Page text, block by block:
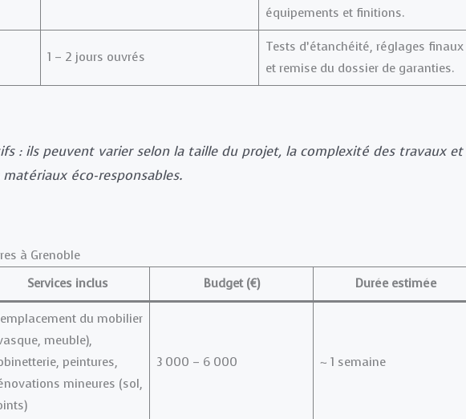
équipements et finitions.
1 – 2 jours ouvrés
Tests d’étanchéité, réglages finaux
et remise du dossier de garanties.
: ils peuvent varier selon la taille du projet, la complexité des travaux et
éco-responsables.
à Grenoble
Services inclus Budget (€) Durée estimée
du mobilier
meuble),
peintures,
mineures (sol,
3 000 – 6 000 ~ 1 semaine